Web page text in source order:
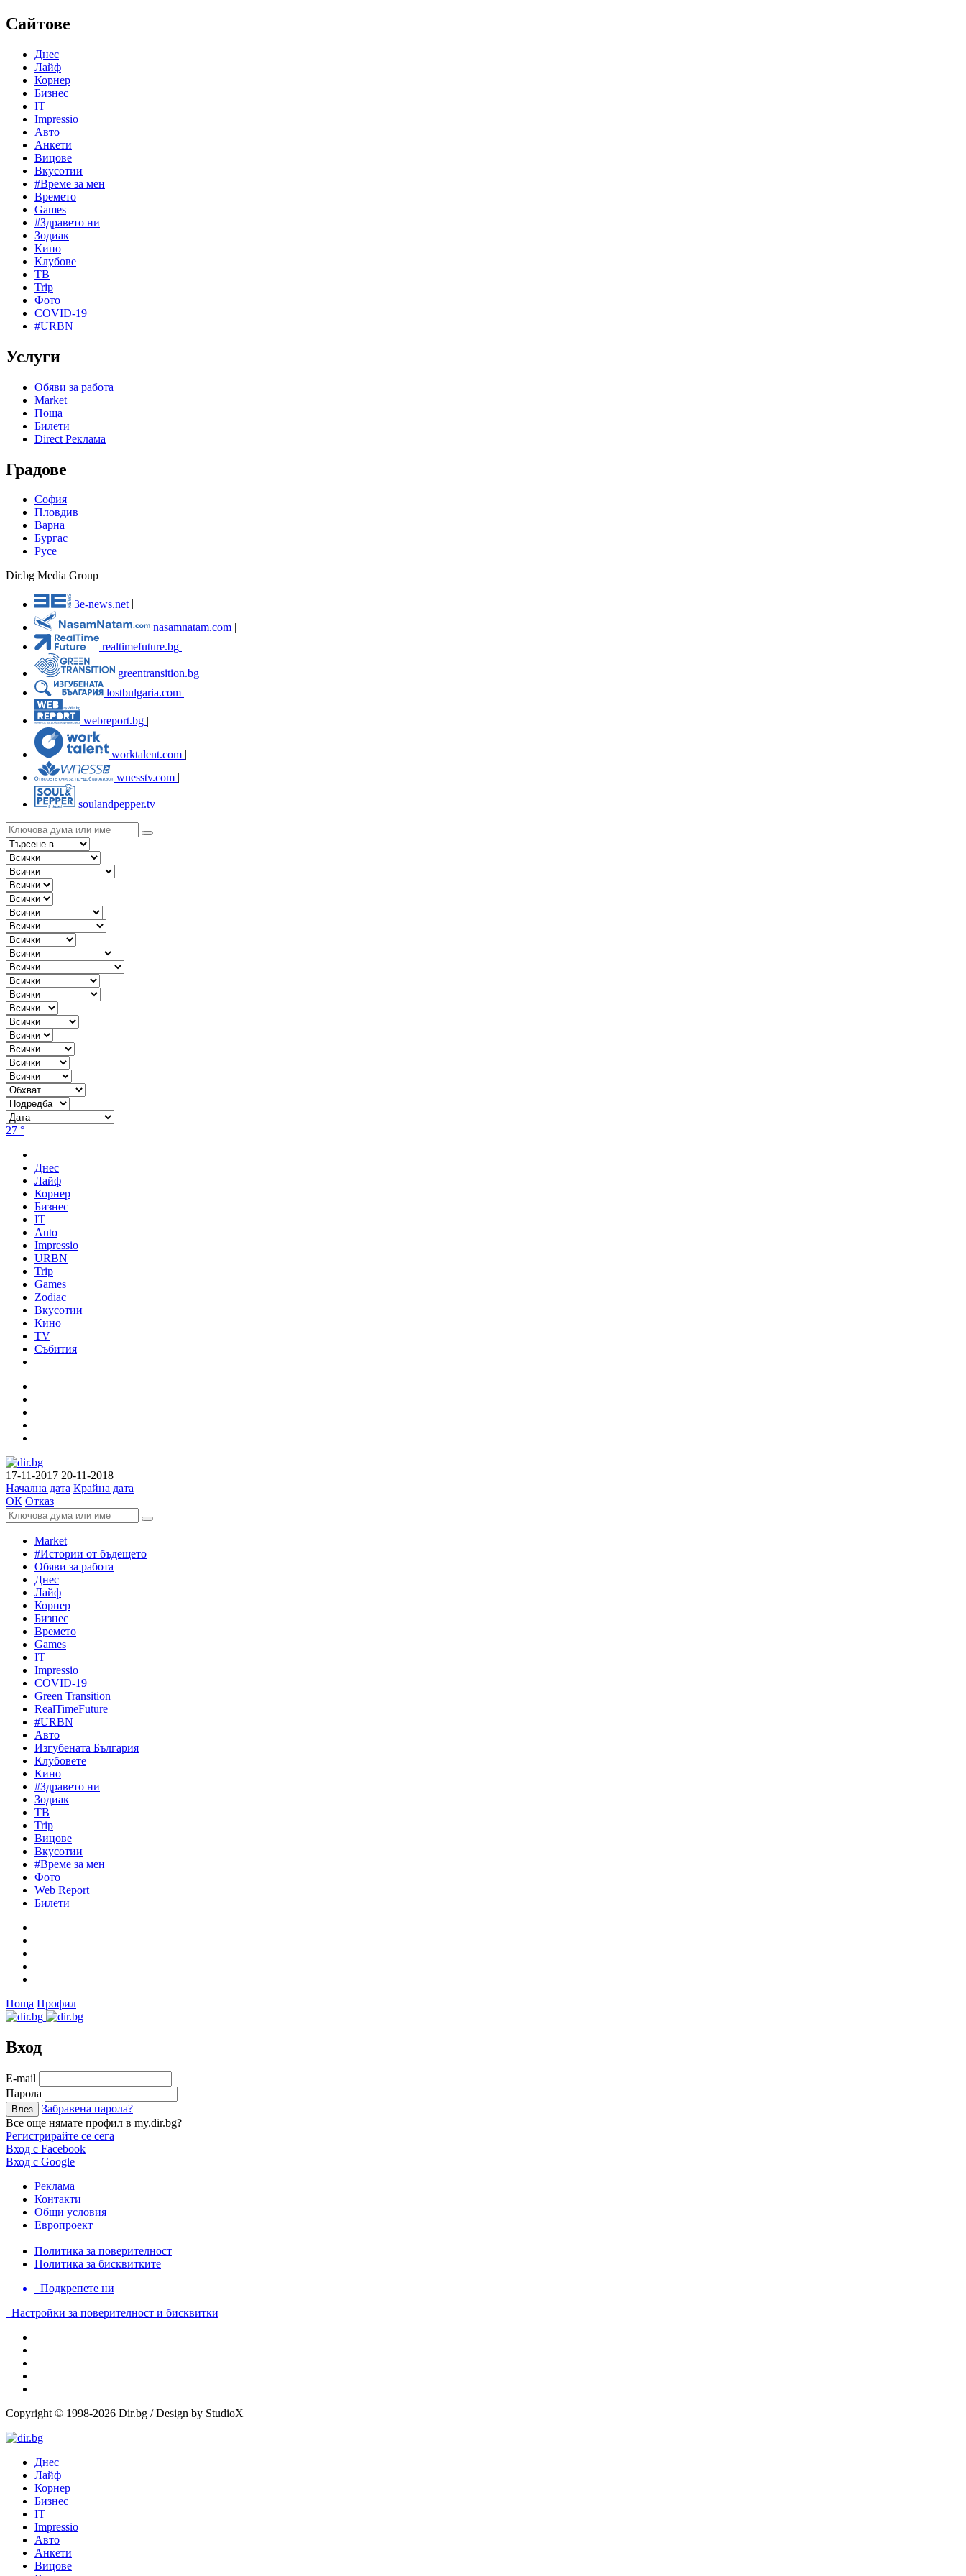
Сайтове
Днес
Лайф
Корнер
Бизнес
IT
Impressio
Авто
Анкети
Вицове
Вкусотии
#Време за мен
Времето
Games
#Здравето ни
Зодиак
Кино
Клубове
ТВ
Trip
Фото
COVID-19
#URBN
Услуги
Обяви за работа
Market
Поща
Билети
Direct Реклама
Градове
София
Пловдив
Варна
Бургас
Русе
Dir.bg Media Group
3e-news.net
nasamnatam.com |
realtimefuture.bg |
greentransition.bg |
lostbulgaria.com |
webreport.bg
worktalent.com |
wnesstv.com |
soulandpepper.tv
27 °
Днес
Лайф
Корнер
Бизнес
IT
Auto
Impressio
URBN
Trip
Games
Zodiac
Вкусотии
Кино
TV
Събития
17-11-2017 20-11-2018
Начална дата Крайна дата
ОК Отказ
Market
#Истории от бъдещето
Обяви за работа
Днес
Лайф
Корнер
Бизнес
Времето
Games
IT
Impressio
COVID-19
Green Transition
RealTimeFuture
#URBN
Авто
Изгубената България
Клубовете
Кино
#Здравето ни
Зодиак
ТВ
Trip
Вицове
Вкусотии
#Време за мен
Фото
Web Report
Билети
Поща Профил
Вход
Е-mail
Парола
Забравена парола?
Все още нямате профил в my.dir.bg?
Регистрирайте се сега
Вход с Facebook
Вход с Google
Реклама
Контакти
Общи условия
Европроект
Политика за поверителност
Политика за бисквитките
Подкрепете ни
Настройки за поверителност и бисквитки
Copyright © 1998-2026 Dir.bg / Design by StudioX
Днес
Лайф
Корнер
Бизнес
IT
Impressio
Авто
Анкети
Вицове